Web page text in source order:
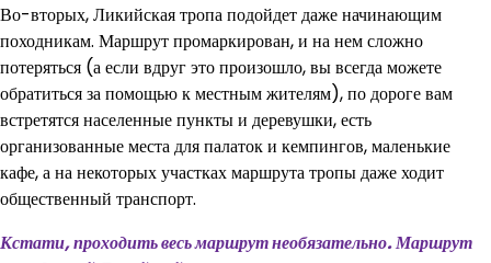
Во-вторых, Ликийская тропа подойдет даже начинающим
походникам. Маршрут промаркирован, и на нем сложно
потеряться (а если вдруг это произошло, вы всегда можете
обратиться за помощью к местным жителям), по дороге вам
встретятся населенные пункты и деревушки, есть
организованные места для палаток и кемпингов, маленькие
кафе, а на некоторых участках маршрута тропы даже ходит
общественный транспорт.
Кстати, проходить весь маршрут необязательно. Маршрут